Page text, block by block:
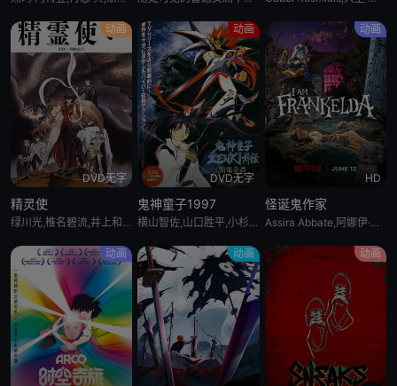
动画
DVD无字
精灵使
绿川光,椎名碧流,井上和彦,佐久间玲,皆口裕子,松本保典,山崎和佳奈,岩男润子,折笠爱,置鲇龙太郎,森川智之,柴田秀胜
动画
DVD无字
鬼神童子1997
横山智佐,山口胜平,小杉十郎太,丹羽紫保里,儿玉桃代,沼波辉枝,一城美由希,石桃子
动画
HD
怪诞鬼作家
Assira Abbate,阿娜伊·阿卢埃,阿图罗·阿布里兹,Lourdes Ambriz,罗伊·阿布里兹,Antonio Badía,Gabriela Cárdenas,Sergio Carranza,Beto Castillo,Jesse Conde,Idzi Dulkiewicz,Karla Falcón,Magda Giner,马克·刘易斯,Mireya Mendoza
动画 动画 动画